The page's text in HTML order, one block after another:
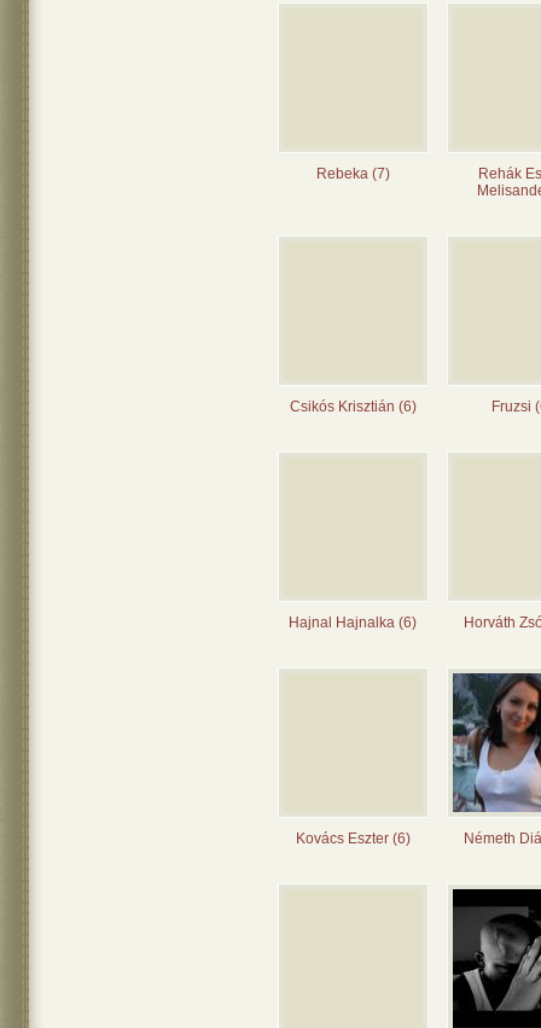
Rebeka (7)
Rehák
Csikós Krisztián (6) Fruzsi
Hajnal Hajnalka (6) Horváth
Kovács Eszter (6) Németh